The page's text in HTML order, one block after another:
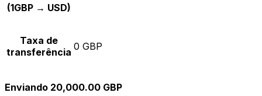
(1GBP → USD)
Taxa de
transferência 0 GBP
Enviando 20,000.00 GBP